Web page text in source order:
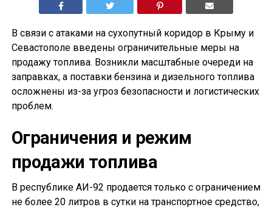
В связи с атаками на сухопутный коридор в Крыму и
Севастополе введены ограничительные меры на
продажу топлива. Возникли масштабные очереди на
заправках, а поставки бензина и дизельного топлива
осложнены из-за угроз безопасности и логистических
проблем.
Ограничения и режим
продажи топлива
В республике АИ-92 продается только с ограничением
не более 20 литров в сутки на транспортное средство,